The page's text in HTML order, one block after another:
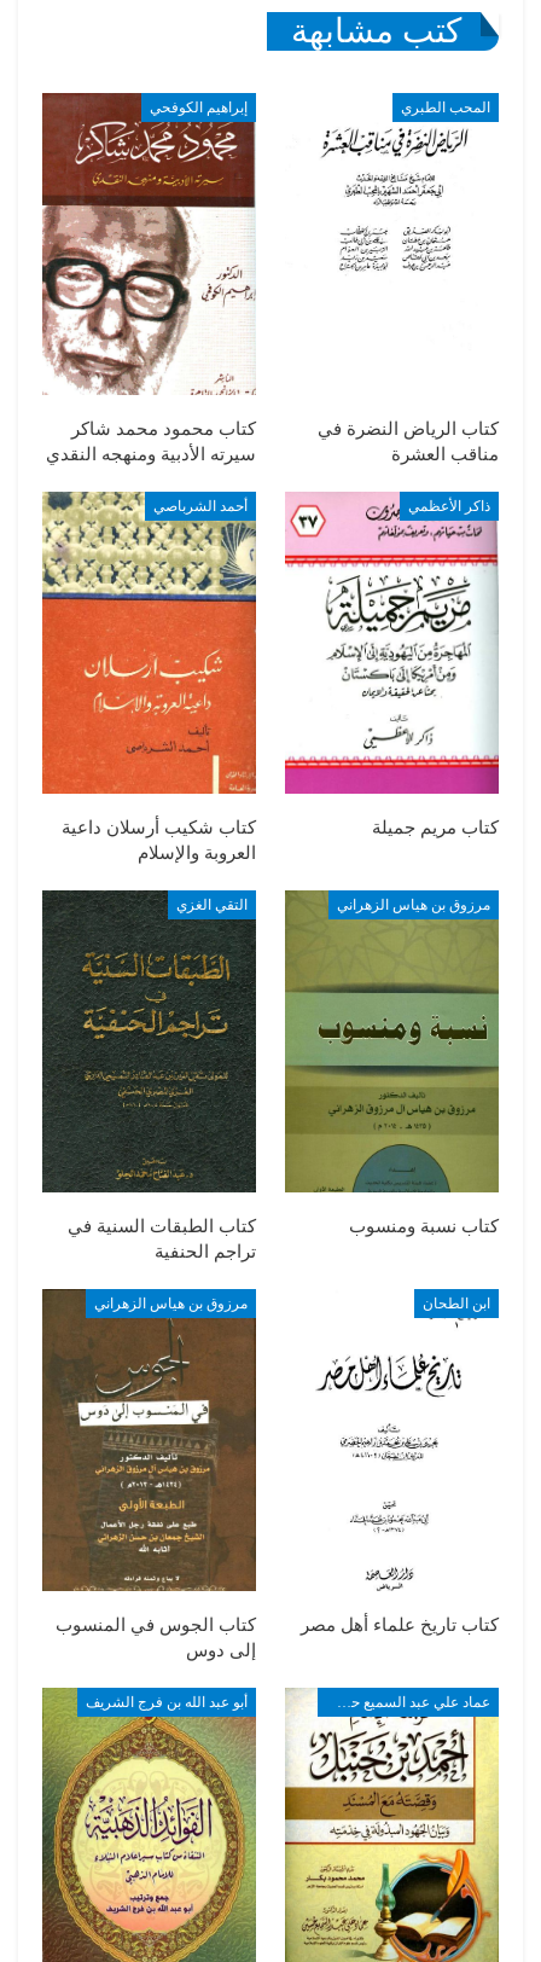
كتب مشابهة
المحب الطبري
كتاب الرياض النضرة في
مناقب العشرة
إبراهيم الكوفحي
كتاب محمود محمد شاكر
سيرته الأدبية ومنهجه النقدي
ذاكر الأعظمي
كتاب مريم جميلة
أحمد الشرباصي
كتاب شكيب أرسلان داعية
العروبة والإسلام
مرزوق بن هياس الزهراني
كتاب نسبة ومنسوب
التقي الغزي
كتاب الطبقات السنية في
تراجم الحنفية
ابن الطحان
كتاب تاريخ علماء أهل مصر
مرزوق بن هياس الزهراني
كتاب الجوس في المنسوب
إلى دوس
أبو عبد الله بن فرج الشريف